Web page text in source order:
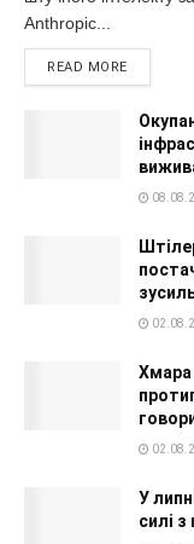
Anthropic...
READ MORE
Хмара
У
силі